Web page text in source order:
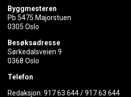
Byggmesteren
Pb 5475 Majorstuen
0305 Oslo
Besøksadresse
Sørkedalsveien 9
0368 Oslo
Telefon
Redaksjon: 917 63 644/917 63 644